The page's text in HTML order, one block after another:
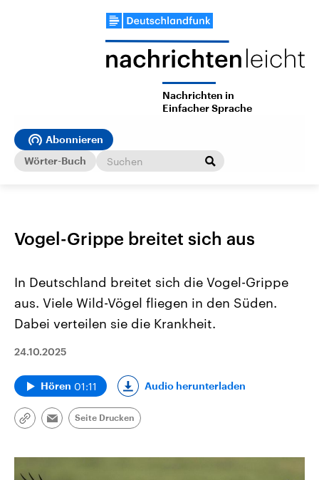
Nachrichten in
Einfacher Sprache
Abonnieren
Wörter-Buch
Vogel-Grippe breitet sich aus
In Deutschland breitet sich die Vogel-Grippe
aus. Viele Wild-Vögel fliegen in den Süden.
Dabei verteilen sie die Krankheit.
24.10.2025
Hören 01:11 Audio herunterladen
Link
Email
Seite Drucken